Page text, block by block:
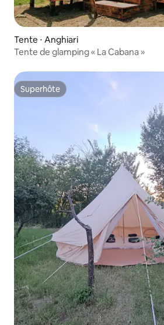
Tente ⋅ Anghiari
Tente de glamping « La Cabana »
Superhôte
Superhôte